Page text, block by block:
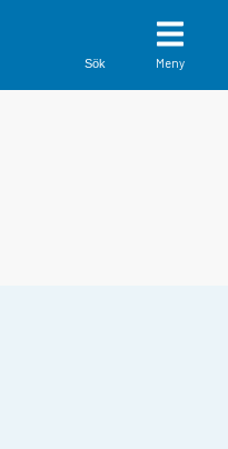
Sök Meny